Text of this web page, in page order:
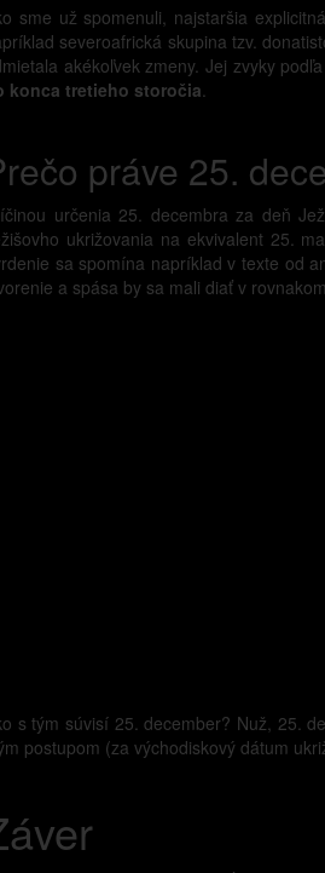
sme už spomenuli, najstaršia
severoafrická skupina tzv.
akékoľvek zmeny. Jej zvyky
konca tretieho storočia.
práve 25.
určenia 25. decembra za deň
ukrižovania na ekvivalent 25.
sa spomína napríklad v texte od
a spása by sa mali diať v
s tým súvisí 25. december? Nuž, 25.
postupom (za východiskový dátum